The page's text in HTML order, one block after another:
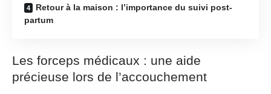
Retour à la maison : l’importance du suivi post-
partum
Les forceps médicaux : une aide
précieuse lors de l’accouchement